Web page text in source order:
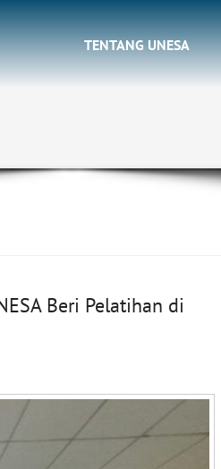
TENTANG UNESA
Beri Pelatihan di